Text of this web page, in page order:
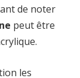
de noter
peut être
les